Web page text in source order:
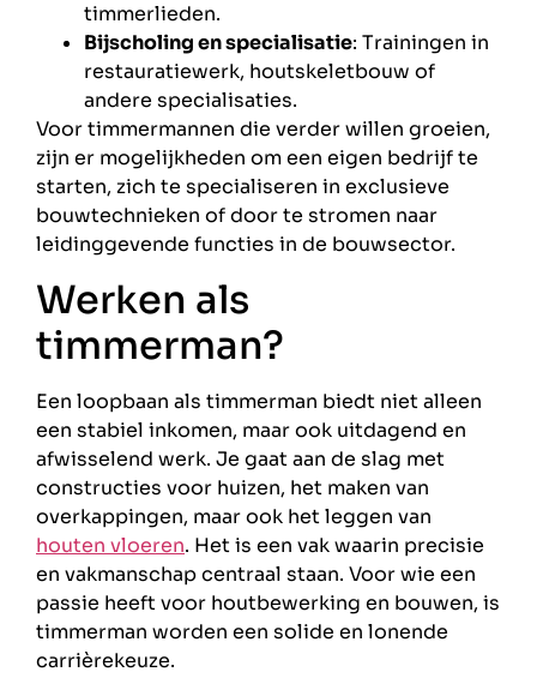
timmerlieden.
Bijscholing en specialisatie: Trainingen in
restauratiewerk, houtskeletbouw of
andere specialisaties.
Voor timmermannen die verder willen groeien,
zijn er mogelijkheden om een eigen bedrijf te
starten, zich te specialiseren in exclusieve
bouwtechnieken of door te stromen naar
leidinggevende functies in de bouwsector.
Werken als
timmerman?
Een loopbaan als timmerman biedt niet alleen
een stabiel inkomen, maar ook uitdagend en
afwisselend werk. Je gaat aan de slag met
constructies voor huizen, het maken van
overkappingen, maar ook het leggen van
houten vloeren. Het is een vak waarin precisie
en vakmanschap centraal staan. Voor wie een
passie heeft voor houtbewerking en bouwen, is
timmerman worden een solide en lonende
carrièrekeuze.